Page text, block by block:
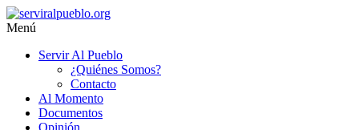
Saltar
al
#SomosServirAlPueblo
Menú
Servir Al Pueblo
¿Quiénes Somos?
Contacto
Al Momento
Documentos
Opinión